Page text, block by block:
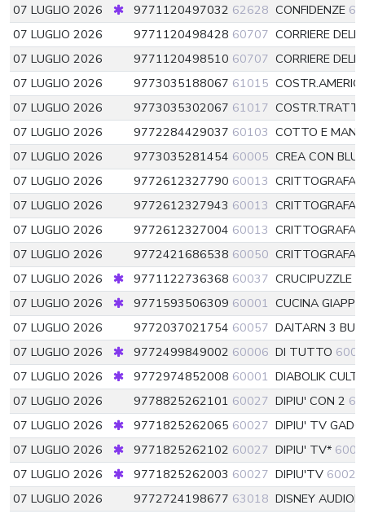
07 LUGLIO 2026
9771120497032 62628 CONFIDENZE
07 LUGLIO 2026
9771120498428 60707 CORRIERE
07 LUGLIO 2026
9771120498510 60707 CORRIERE
07 LUGLIO 2026
9773035188067 61015
07 LUGLIO 2026
9773035302067 61017
07 LUGLIO 2026
9772284429037 60103 COTTO E
07 LUGLIO 2026
9773035281454 60005 CREA CON
07 LUGLIO 2026
9772612327790 60013
07 LUGLIO 2026
9772612327943 60013
07 LUGLIO 2026
9772612327004 60013
07 LUGLIO 2026
9772421686538 60050
07 LUGLIO 2026
9771122736368 60037 CRUCIPUZZLE
07 LUGLIO 2026
9771593506309 60001 CUCINA
07 LUGLIO 2026
9772037021754 60057 DAITARN 3
07 LUGLIO 2026
9772499849002 60006 DI TUTTO
07 LUGLIO 2026
9772974852008 60001 DIABOLIK CULT
07 LUGLIO 2026
9778825262101 60027 DIPIU' CON 2
07 LUGLIO 2026
9771825262065 60027 DIPIU' TV
07 LUGLIO 2026
9771825262102 60027 DIPIU' TV*
07 LUGLIO 2026
9771825262003 60027 DIPIU'TV 60027
07 LUGLIO 2026
9772724198677 63018 DISNEY